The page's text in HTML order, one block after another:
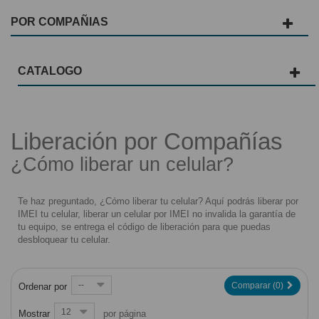
POR COMPAÑIAS
CATALOGO
Liberación por Compañías
¿Cómo liberar un celular?
Te haz preguntado, ¿Cómo liberar tu celular? Aquí podrás liberar por
IMEI tu celular, liberar un celular por IMEI no invalida la garantía de
tu equipo, se entrega el código de liberación para que puedas
desbloquear tu celular.
Comparar (0)
Ordenar por --
Mostrar 12 por página